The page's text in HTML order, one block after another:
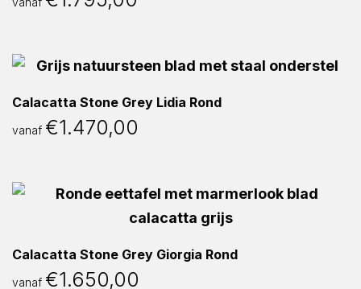
Calacatta Stone Grey Lidia Rond
vanaf €1.470,00
Calacatta Stone Grey Giorgia Rond
vanaf €1.650,00